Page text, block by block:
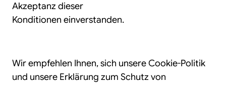
Akzeptanz dieser
Konditionen einverstanden.
Wir empfehlen Ihnen, sich unsere Cookie-Politik
und unsere Erklärung zum Schutz von